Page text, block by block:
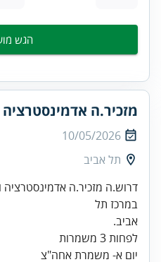
הגש
מזכיר.ה
10/05/2026
תל אביב
דרוש.ה מזכיר.ה